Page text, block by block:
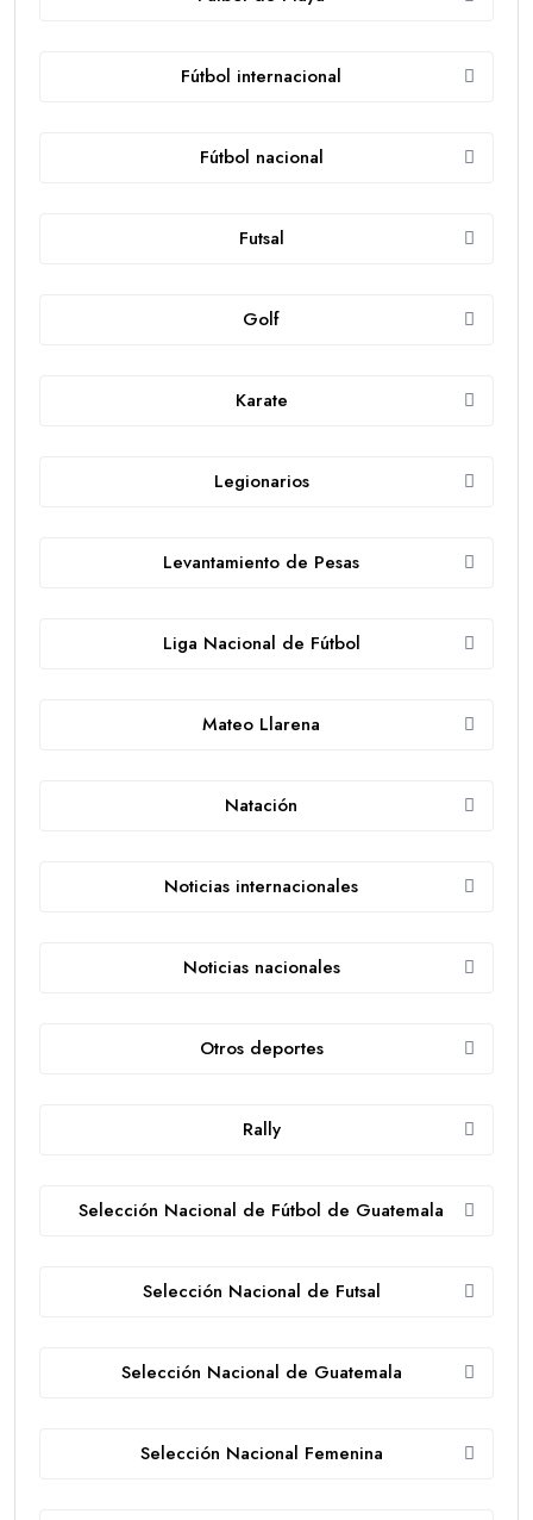
Fútbol internacional
Fútbol nacional
Futsal
Golf
Karate
Legionarios
Levantamiento de Pesas
Liga Nacional de Fútbol
Mateo Llarena
Natación
Noticias internacionales
Noticias nacionales
Otros deportes
Rally
Selección Nacional de Fútbol de Guatemala
Selección Nacional de Futsal
Selección Nacional de Guatemala
Selección Nacional Femenina